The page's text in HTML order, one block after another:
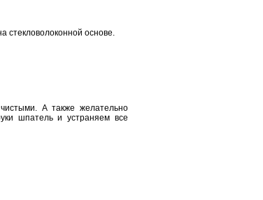
стекловолоконной основе.
А также желательно
шпатель и устраняем все